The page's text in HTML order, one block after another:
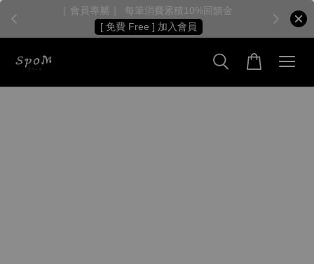
［ 會員專屬 ］ 每筆消費累積10%回饋金
[ 免費 Free ] 加入會員